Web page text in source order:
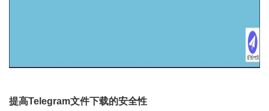
提高Telegram文件下载的安全性